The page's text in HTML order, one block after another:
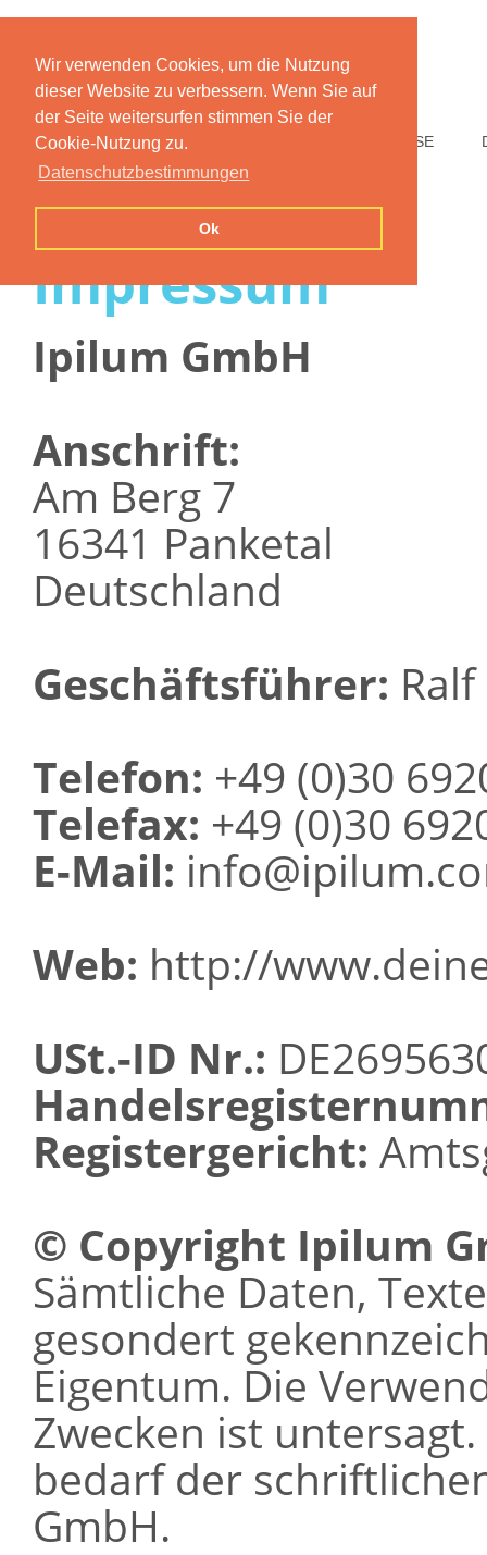
Wir verwenden Cookies, um die Nutzung
dieser Website zu verbessern. Wenn Sie auf
der Seite weitersurfen stimmen Sie der
Cookie-Nutzung zu.
Datenschutzbestimmungen
Ok
HOME PREISE
Impressum
Ipilum GmbH
Anschrift:
Am Berg 7
16341 Panketal
Deutschland
Geschäftsführer:
Telefon: +49 (0)30
Telefax: +49 (0)30
E-Mail:
Web: http://
USt.-ID Nr.:
Registergericht:
© Copyright Ipilum
Sämtliche Daten,
gesondert
Eigentum. Die
Zwecken ist
bedarf der
GmbH.